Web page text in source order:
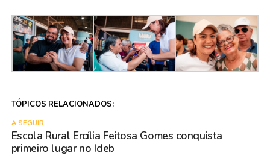
TÓPICOS RELACIONADOS:
A SEGUIR
Escola Rural Ercília Feitosa Gomes conquista
primeiro lugar no Ideb